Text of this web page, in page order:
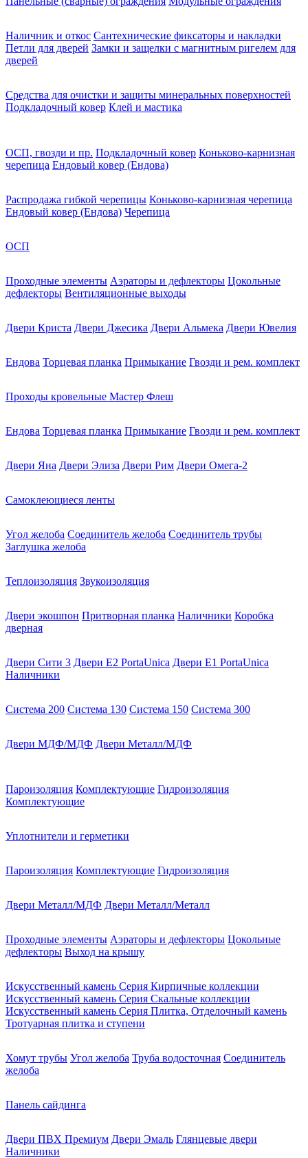
Наличник и откос Сантехнические фиксаторы и накладки
Петли для дверей Замки и защелки с магнитным ригелем для
дверей
Средства для очистки и защиты минеральных поверхностей
Подкладочный ковер Клей и мастика
ОСП, гвозди и пр. Подкладочный ковер Коньково-карнизная
черепица Ендовый ковер (Ендова)
Распродажа гибкой черепицы Коньково-карнизная черепица
Ендовый ковер (Ендова) Черепица
ОСП
Проходные элементы Аэраторы и дефлекторы Цокольные
дефлекторы Вентиляционные выходы
Двери Криста Двери Джесика Двери Альмека Двери Ювелия
Ендова Торцевая планка Примыкание Гвозди и рем. комплект
Проходы кровельные Мастер Флеш
Ендова Торцевая планка Примыкание Гвозди и рем. комплект
Двери Яна Двери Элиза Двери Рим Двери Омега-2
Самоклеющиеся ленты
Угол желоба Соединитель желоба Соединитель трубы
Заглушка желоба
Теплоизоляция Звукоизоляция
Двери экошпон Притворная планка Наличники Коробка
дверная
Двери Сити 3 Двери E2 PortaUnica Двери E1 PortaUnica
Наличники
Система 200 Система 130 Система 150 Система 300
Двери МДФ/МДФ Двери Металл/МДФ
Пароизоляция Комплектующие Гидроизоляция
Комплектующие
Уплотнители и герметики
Пароизоляция Комплектующие Гидроизоляция
Двери Металл/МДФ Двери Металл/Металл
Проходные элементы Аэраторы и дефлекторы Цокольные
дефлекторы Выход на крышу
Искусственный камень Серия Кирпичные коллекции
Искусственный камень Серия Скальные коллекции
Искусственный камень Серия Плитка, Отделочный камень
Тротуарная плитка и ступени
Хомут трубы Угол желоба Труба водосточная Соединитель
желоба
Панель сайдинга
Двери ПВХ Премиум Двери Эмаль Глянцевые двери
Наличники